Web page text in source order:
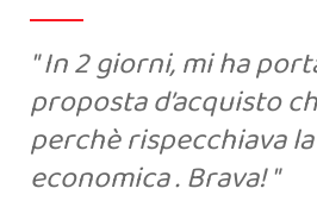
In 2 giorni, mi ha
proposta d’acquisto
perchè rispecchiava
economica . Brava!